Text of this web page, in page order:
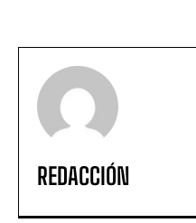
REDACCIÓN